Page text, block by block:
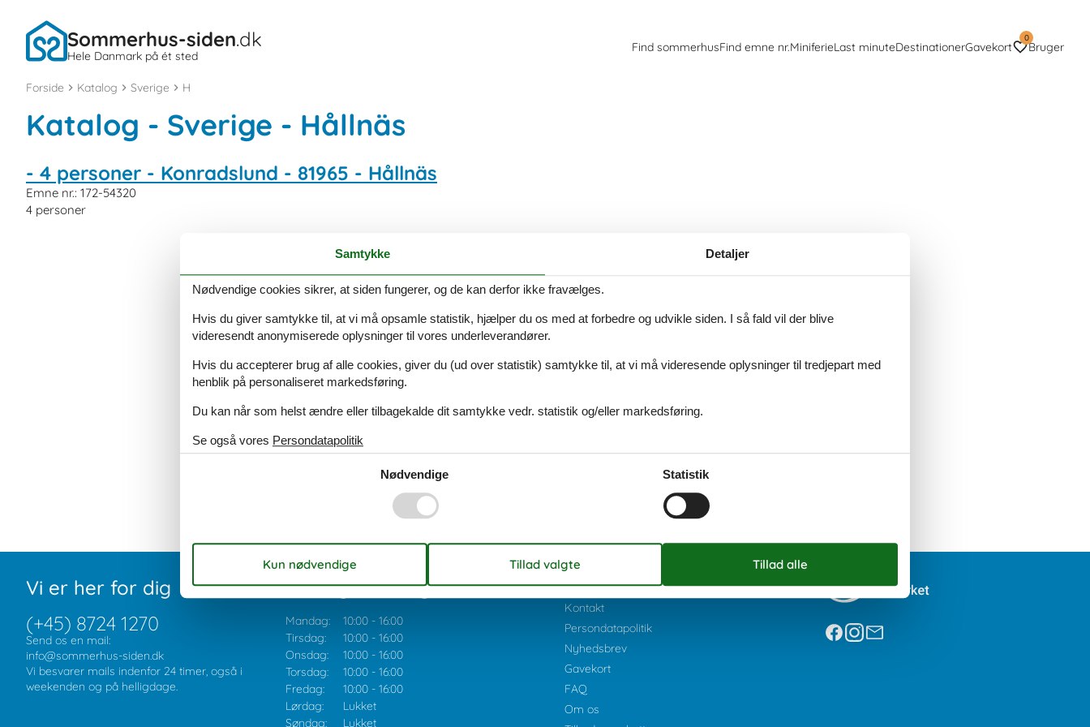
Sommerhus-siden.dk
Hele Danmark på ét sted
Find sommerhusFind emne nr.MiniferieLast minuteDestinationerGavekort
0
Bruger
Forside Katalog Sverige H
Katalog - Sverige - Hållnäs
- 4 personer - Konradslund - 81965 - Hållnäs
Emne nr.: 172-54320
4 personer
Vi er her for dig
(+45) 8724 1270
Send os en mail:
info@sommerhus-siden.dk
Vi besvarer mails indenfor 24 timer, også i
weekenden og på helligdage.
Åbningstider uge 32:
Mandag: 10:00 - 16:00
Tirsdag:
10:00 - 16:00
Onsdag:
10:00 - 16:00
Torsdag:
10:00 - 16:00
Fredag:
10:00 - 16:00
Lørdag:
Lukket
Søndag:
Lukket
Cookies
Kontakt
Persondatapolitik
Nyhedsbrev
Gavekort
FAQ
Om os
Samtykke Detaljer
Nødvendige cookies sikrer, at siden fungerer, og de kan derfor ikke fravælges.
Hvis du giver samtykke til, at vi må opsamle statistik, hjælper du os med at forbedre og udvikle siden. I så fald vil der blive
videresendt anonymiserede oplysninger til vores underleverandører.
Hvis du accepterer brug af alle cookies, giver du (ud over statistik) samtykke til, at vi må videresende oplysninger til tredjepart med
henblik på personaliseret markedsføring.
Du kan når som helst ændre eller tilbagekalde dit samtykke vedr. statistik og/eller markedsføring.
Se også vores Persondatapolitik
Nødvendige Statistik